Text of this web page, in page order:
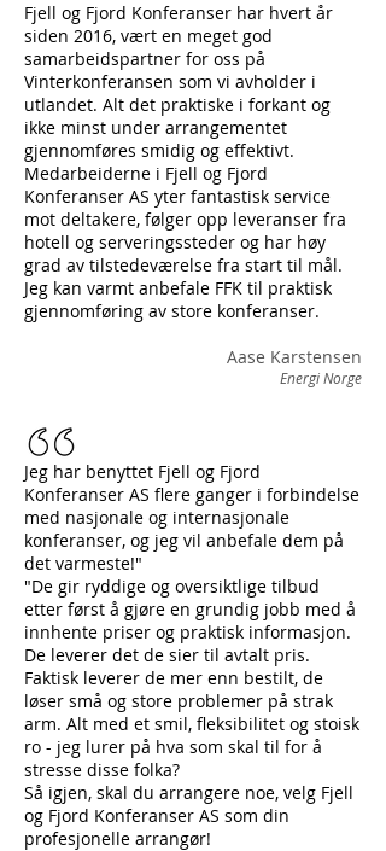
Fjell og Fjord Konferanser har hvert år
siden 2016, vært en meget god
samarbeidspartner for oss på
Vinterkonferansen som vi avholder i
utlandet. Alt det praktiske i forkant og
ikke minst under arrangementet
gjennomføres smidig og effektivt.
Medarbeiderne i Fjell og Fjord
Konferanser AS yter fantastisk service
mot deltakere, følger opp leveranser fra
hotell og serveringssteder og har høy
grad av tilstedeværelse fra start til mål.
Jeg kan varmt anbefale FFK til praktisk
gjennomføring av store konferanser.
Aase Karstensen
Energi Norge
Jeg har benyttet Fjell og Fjord
Konferanser AS flere ganger i forbindelse
med nasjonale og internasjonale
konferanser, og jeg vil anbefale dem på
det varmeste!"
"De gir ryddige og oversiktlige tilbud
etter først å gjøre en grundig jobb med å
innhente priser og praktisk informasjon.
De leverer det de sier til avtalt pris.
Faktisk leverer de mer enn bestilt, de
løser små og store problemer på strak
arm. Alt med et smil, fleksibilitet og stoisk
ro - jeg lurer på hva som skal til for å
stresse disse folka?
Så igjen, skal du arrangere noe, velg Fjell
og Fjord Konferanser AS som din
profesjonelle arrangør!